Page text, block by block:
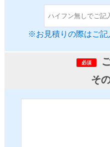
※お見積りの際はご記
必須
そ